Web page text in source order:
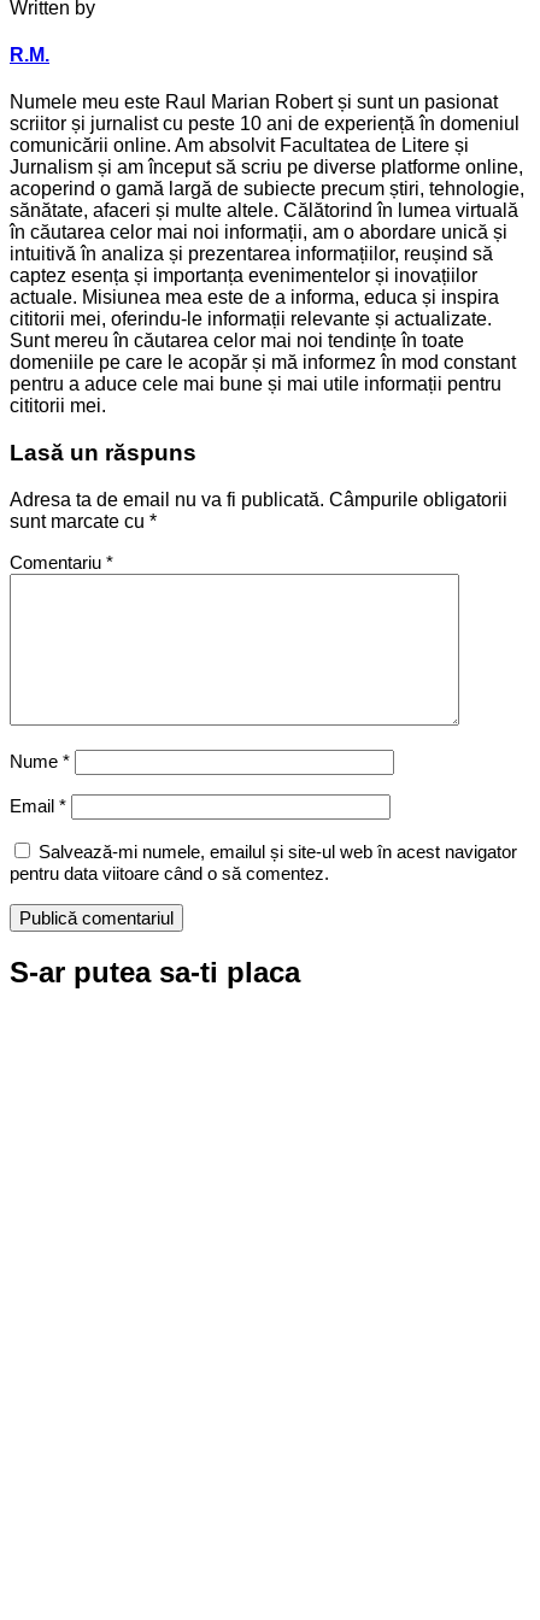
Written by
R.M.
Numele meu este Raul Marian Robert și sunt un pasionat
scriitor și jurnalist cu peste 10 ani de experiență în domeniul
comunicării online. Am absolvit Facultatea de Litere și
Jurnalism și am început să scriu pe diverse platforme online,
acoperind o gamă largă de subiecte precum știri, tehnologie,
sănătate, afaceri și multe altele. Călătorind în lumea virtuală
în căutarea celor mai noi informații, am o abordare unică și
intuitivă în analiza și prezentarea informațiilor, reușind să
captez esența și importanța evenimentelor și inovațiilor
actuale. Misiunea mea este de a informa, educa și inspira
cititorii mei, oferindu-le informații relevante și actualizate.
Sunt mereu în căutarea celor mai noi tendințe în toate
domeniile pe care le acopăr și mă informez în mod constant
pentru a aduce cele mai bune și mai utile informații pentru
cititorii mei.
Lasă un răspuns
Adresa ta de email nu va fi publicată. Câmpurile obligatorii
sunt marcate cu *
Comentariu *
Nume *
Email *
Salvează-mi numele, emailul și site-ul web în acest navigator
pentru data viitoare când o să comentez.
S-ar putea sa-ti placa